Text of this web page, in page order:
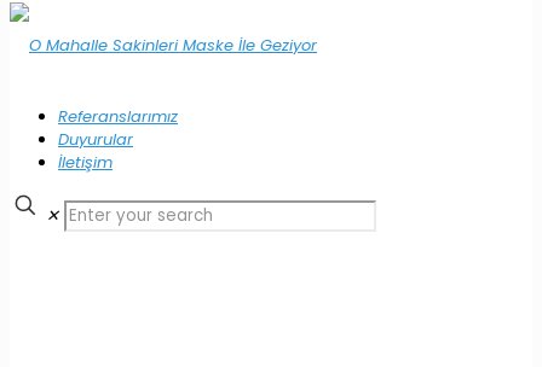
Referanslarımız
Duyurular
İletişim
✕